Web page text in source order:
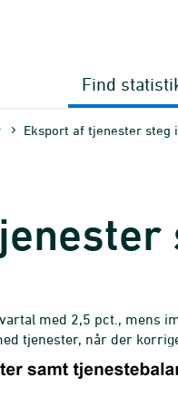
Find
Eksport af tjenester steg
med 2,5 pct., mens
tjenester, når der